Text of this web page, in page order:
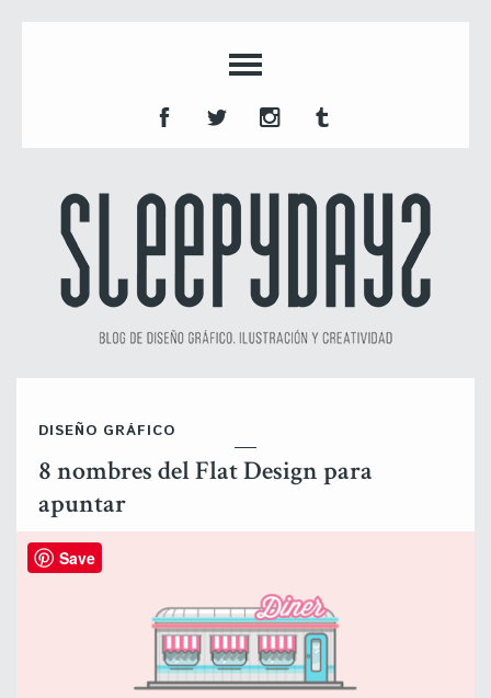
DISEÑO GRÁFICO
8 nombres del Flat Design para
apuntar
Save